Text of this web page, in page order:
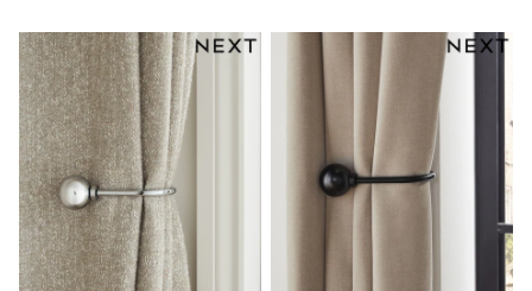
Joggers
Jumpers & Knitwear
Loungewear
Nightwear & Pyjamas
Pants & Chinos
Polo Shirts
Schoolwear
Sets & Outfits
Shirts